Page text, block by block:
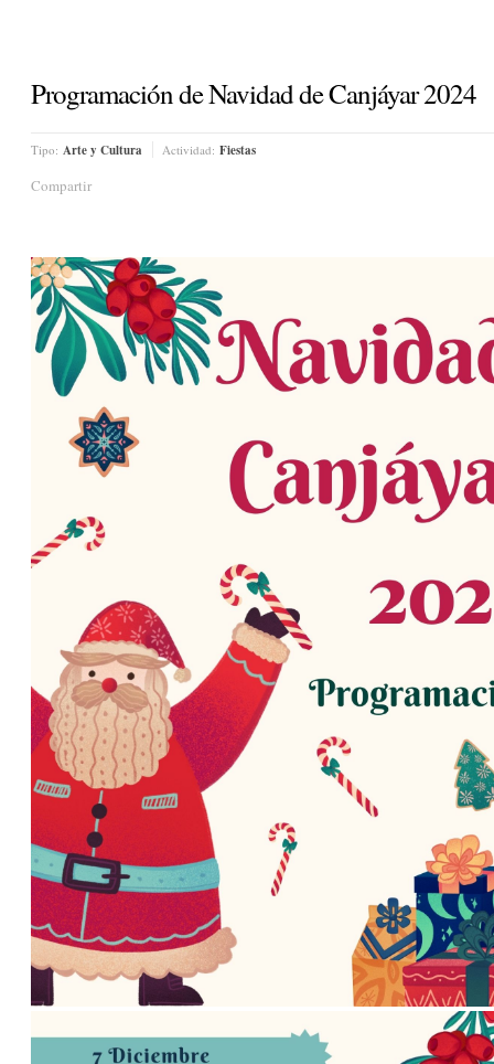
Programación de Navidad de Canjáyar 2024
Tipo: Arte y Cultura Actividad: Fiestas
Compartir